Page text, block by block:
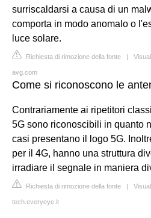
surriscaldarsi a causa di un
comporta in modo anomalo o
luce solare.
Richiesta di rimozione della fonte |
avg.com
Come si riconoscono le
Contrariamente ai ripetitori
5G sono riconoscibili in quanto
casi presentano il logo 5G.
per il 4G, hanno una struttura
irradiare il segnale in maniera
Richiesta di rimozione della fonte |
tech.everyeye.it